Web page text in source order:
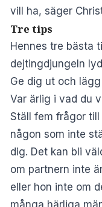
vill ha, säger
Tre tips
Hennes tre bästa
dejtingdjungeln
Ge dig ut och
Var ärlig i vad du
Ställ fem frågor
någon som inte
dig. Det kan bli
om partnern inte
eller hon inte om
många härliga